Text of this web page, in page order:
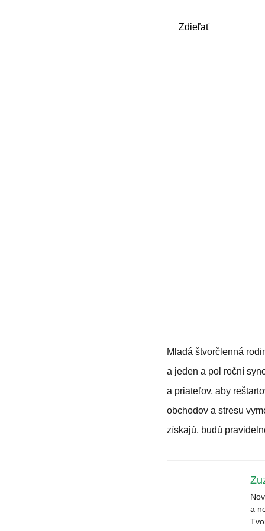
Zdieľať
Mladá štvorčlenná
a jeden a pol roční
a priateľov, aby
obchodov a stresu
získajú, budú
a